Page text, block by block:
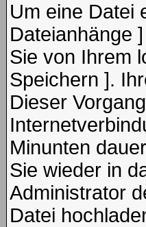
Um eine Datei
Dateianhänge
Sie von Ihrem
Speichern ].
Dieser
Minunten
Sie wieder in
Administrator
Datei